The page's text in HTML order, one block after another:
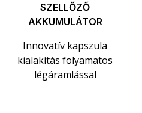
SZELLŐZŐ
AKKUMULÁTOR
Innovatív kapszula
kialakítás folyamatos
légáramlással